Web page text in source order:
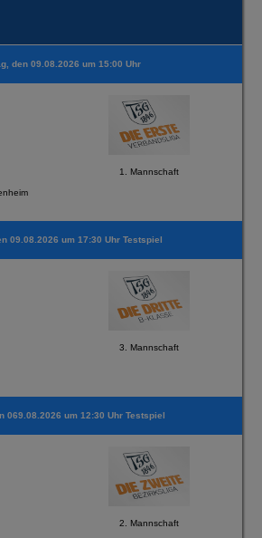
den 09.08.2026 um 15:00 Uhr
1. Mannschaft
09.08.2026 um 17:30 Uhr Testspiel
3. Mannschaft
069.08.2026 um 12:30 Uhr Testspiel
2. Mannschaft